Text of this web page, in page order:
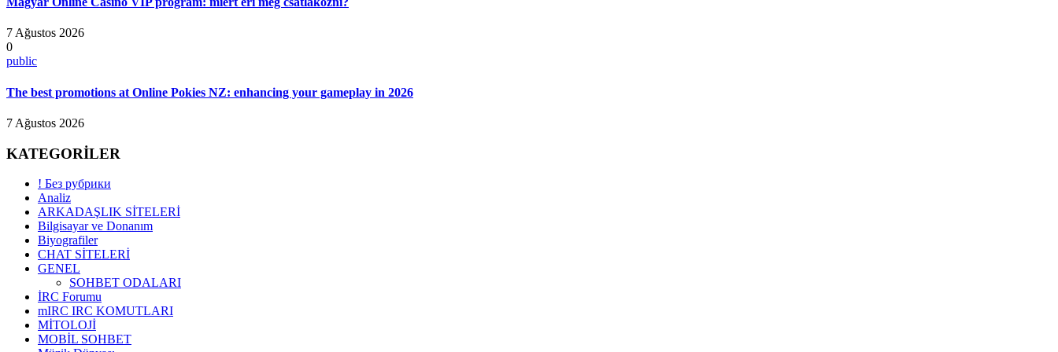
7 Ağustos 2026
0
public
The best promotions at Online Pokies NZ: enhancing your gameplay in 2026
7 Ağustos 2026
KATEGORİLER
! Без рубрики
Analiz
ARKADAŞLIK SİTELERİ
Bilgisayar ve Donanım
Biyografiler
CHAT SİTELERİ
GENEL
SOHBET ODALARI
İRC Forumu
mIRC IRC KOMUTLARI
MİTOLOJİ
MOBİL SOHBET